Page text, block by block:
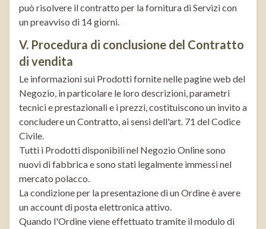
può risolvere il contratto per la fornitura di Servizi con
un preavviso di 14 giorni.
V. Procedura di conclusione del Contratto
di vendita
Le informazioni sui Prodotti fornite nelle pagine web del
Negozio, in particolare le loro descrizioni, parametri
tecnici e prestazionali e i prezzi, costituiscono un invito a
concludere un Contratto, ai sensi dell'art. 71 del Codice
Civile.
Tutti i Prodotti disponibili nel Negozio Online sono
nuovi di fabbrica e sono stati legalmente immessi nel
mercato polacco.
La condizione per la presentazione di un Ordine è avere
un account di posta elettronica attivo.
Quando l'Ordine viene effettuato tramite il modulo di